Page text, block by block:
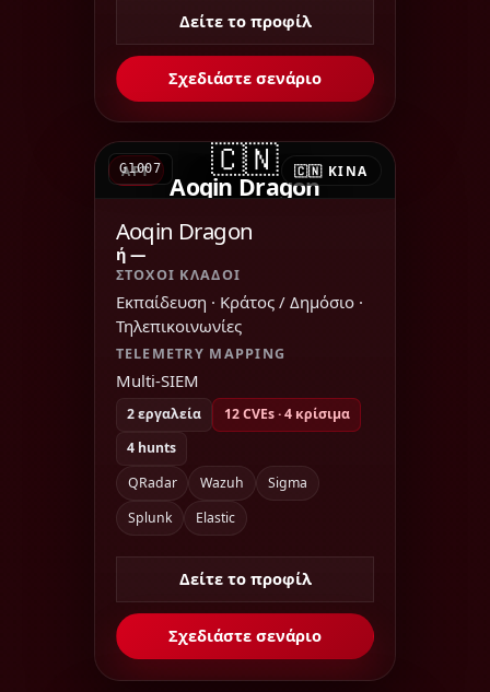
Δείτε το προφίλ
Σχεδιάστε σενάριο
APT 🇨🇳 ΚΊΝΑ
🇨🇳
Aoqin Dragon
G1007
Aoqin Dragon
ή —
ΣΤΌΧΟΙ ΚΛΆΔΟΙ
Εκπαίδευση · Κράτος / Δημόσιο ·
Τηλεπικοινωνίες
TELEMETRY MAPPING
Multi-SIEM
2 εργαλεία
12 CVEs · 4 κρίσιμα
4 hunts
QRadar
Wazuh
Sigma
Splunk
Elastic
Δείτε το προφίλ
Σχεδιάστε σενάριο